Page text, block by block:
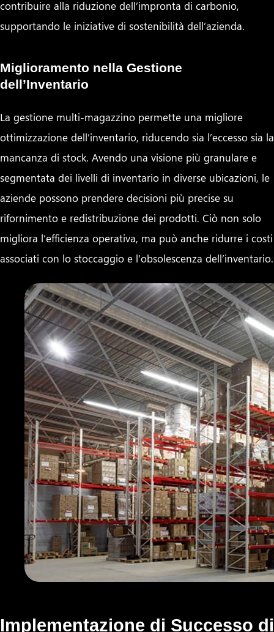
contribuire alla riduzione dell’impronta di carbonio,
supportando le iniziative di sostenibilità dell’azienda.
Miglioramento nella Gestione
dell’Inventario
La gestione multi-magazzino permette una migliore
ottimizzazione dell’inventario, riducendo sia l’eccesso sia la
mancanza di stock. Avendo una visione più granulare e
segmentata dei livelli di inventario in diverse ubicazioni, le
aziende possono prendere decisioni più precise su
rifornimento e redistribuzione dei prodotti. Ciò non solo
migliora l’efficienza operativa, ma può anche ridurre i costi
associati con lo stoccaggio e l’obsolescenza dell’inventario.
Implementazione di Successo di